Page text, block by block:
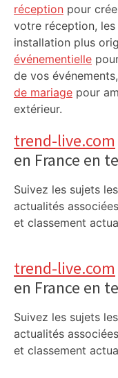
réception pour
votre réception, les
installation plus
événementielle
de vos
de mariage pour
extérieur.
trend-live.com
en France en
Suivez les sujets
actualités
et classement
trend-live.com
en France en
Suivez les sujets
actualités
et classement